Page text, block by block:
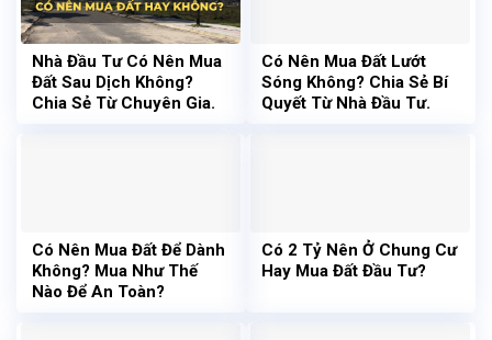
Nhà Đầu Tư Có Nên Mua
Đất Sau Dịch Không?
Chia Sẻ Từ Chuyên Gia.
Có Nên Mua Đất Lướt
Sóng Không? Chia Sẻ Bí
Quyết Từ Nhà Đầu Tư.
Có Nên Mua Đất Để Dành
Không? Mua Như Thế
Nào Để An Toàn?
Có 2 Tỷ Nên Ở Chung Cư
Hay Mua Đất Đầu Tư?